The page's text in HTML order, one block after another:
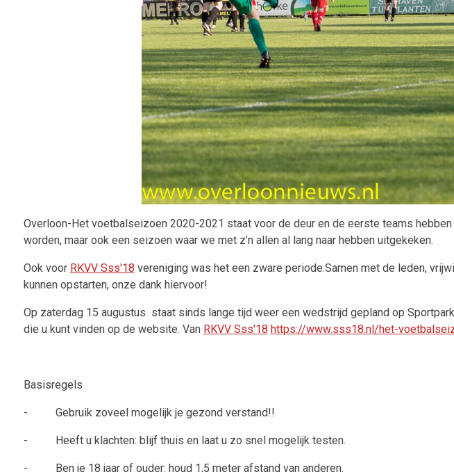
Overloon-Het voetbalseizoen 2020-2021 staat voor de deur en de eerste teams
worden, maar ook een seizoen waar we met z’n allen al lang naar hebben uitgekeken.
Ook voor RKVV Sss'18 vereniging was het een zware periode.Samen met de leden,
kunnen opstarten, onze dank hiervoor!
Op zaterdag 15 augustus staat sinds lange tijd weer een wedstrijd gepland op
die u kunt vinden op de website. Van RKVV Sss'18 https://www.sss18.nl/het-
Basisregels
- Gebruik zoveel mogelijk je gezond verstand!!
- Heeft u klachten: blijf thuis en laat u zo snel mogelijk testen.
- Ben je 18 jaar of ouder: houd 1,5 meter afstand van anderen.